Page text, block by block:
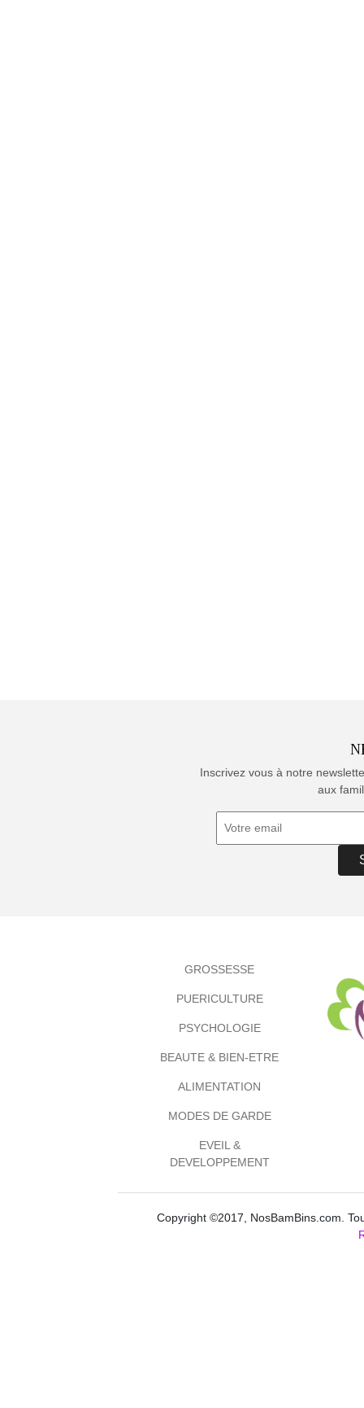
Inscrivez vous à notre
aux
GROSSESSE
PUERICULTURE
PSYCHOLOGIE
BEAUTE & BIEN-ETRE
ALIMENTATION
MODES DE GARDE
EVEIL &
DEVELOPPEMENT
Copyright ©2017, NosBamBins.com.